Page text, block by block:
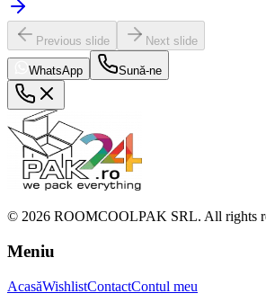
Previous slide Next slide
WhatsApp Sună-ne
© 2026 ROOMCOOLPAK SRL. All rights
Meniu
AcasăWishlistContactContul meu